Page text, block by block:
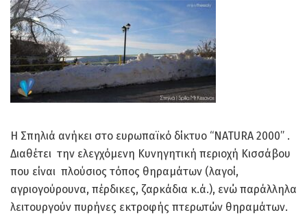
Η Σπηλιά ανήκει στο ευρωπαϊκό δίκτυο “ΝΑΤURΑ 2000” .
Διαθέτει την ελεγχόμενη Κυνηγητική περιοχή Κισσάβου
που είναι πλούσιος τόπος θηραμάτων (λαγοί,
αγριογούρουνα, πέρδικες, ζαρκάδια κ.ά.), ενώ παράλληλα
λειτουργούν πυρήνες εκτροφής πτερωτών θηραμάτων.